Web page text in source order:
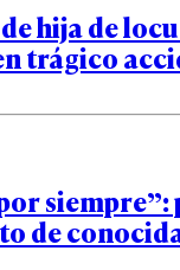
hija de
trágico
siempre”:
de